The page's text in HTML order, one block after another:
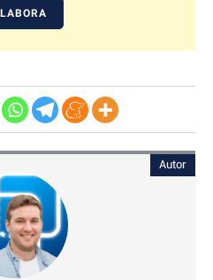
Autor